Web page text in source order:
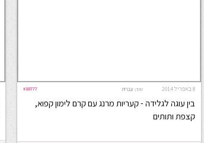
8 באפריל 2014 #18777 שפה: עברית
בין עוגה לגלידה - קעריות מרנג עם קרם לימון קפוא,
קצפת ותותים